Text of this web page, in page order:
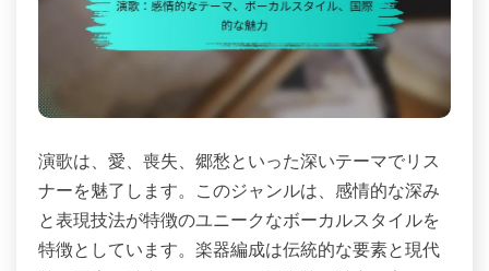
演歌は、愛、喪失、郷愁といった深いテーマでリス
ナーを魅了します。このジャンルは、感情的な深み
と表現技法が特徴のユニークなボーカルスタイルを
特徴としています。楽器編成は伝統的な要素と現代